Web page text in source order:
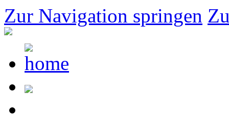
Zur Navigation springen